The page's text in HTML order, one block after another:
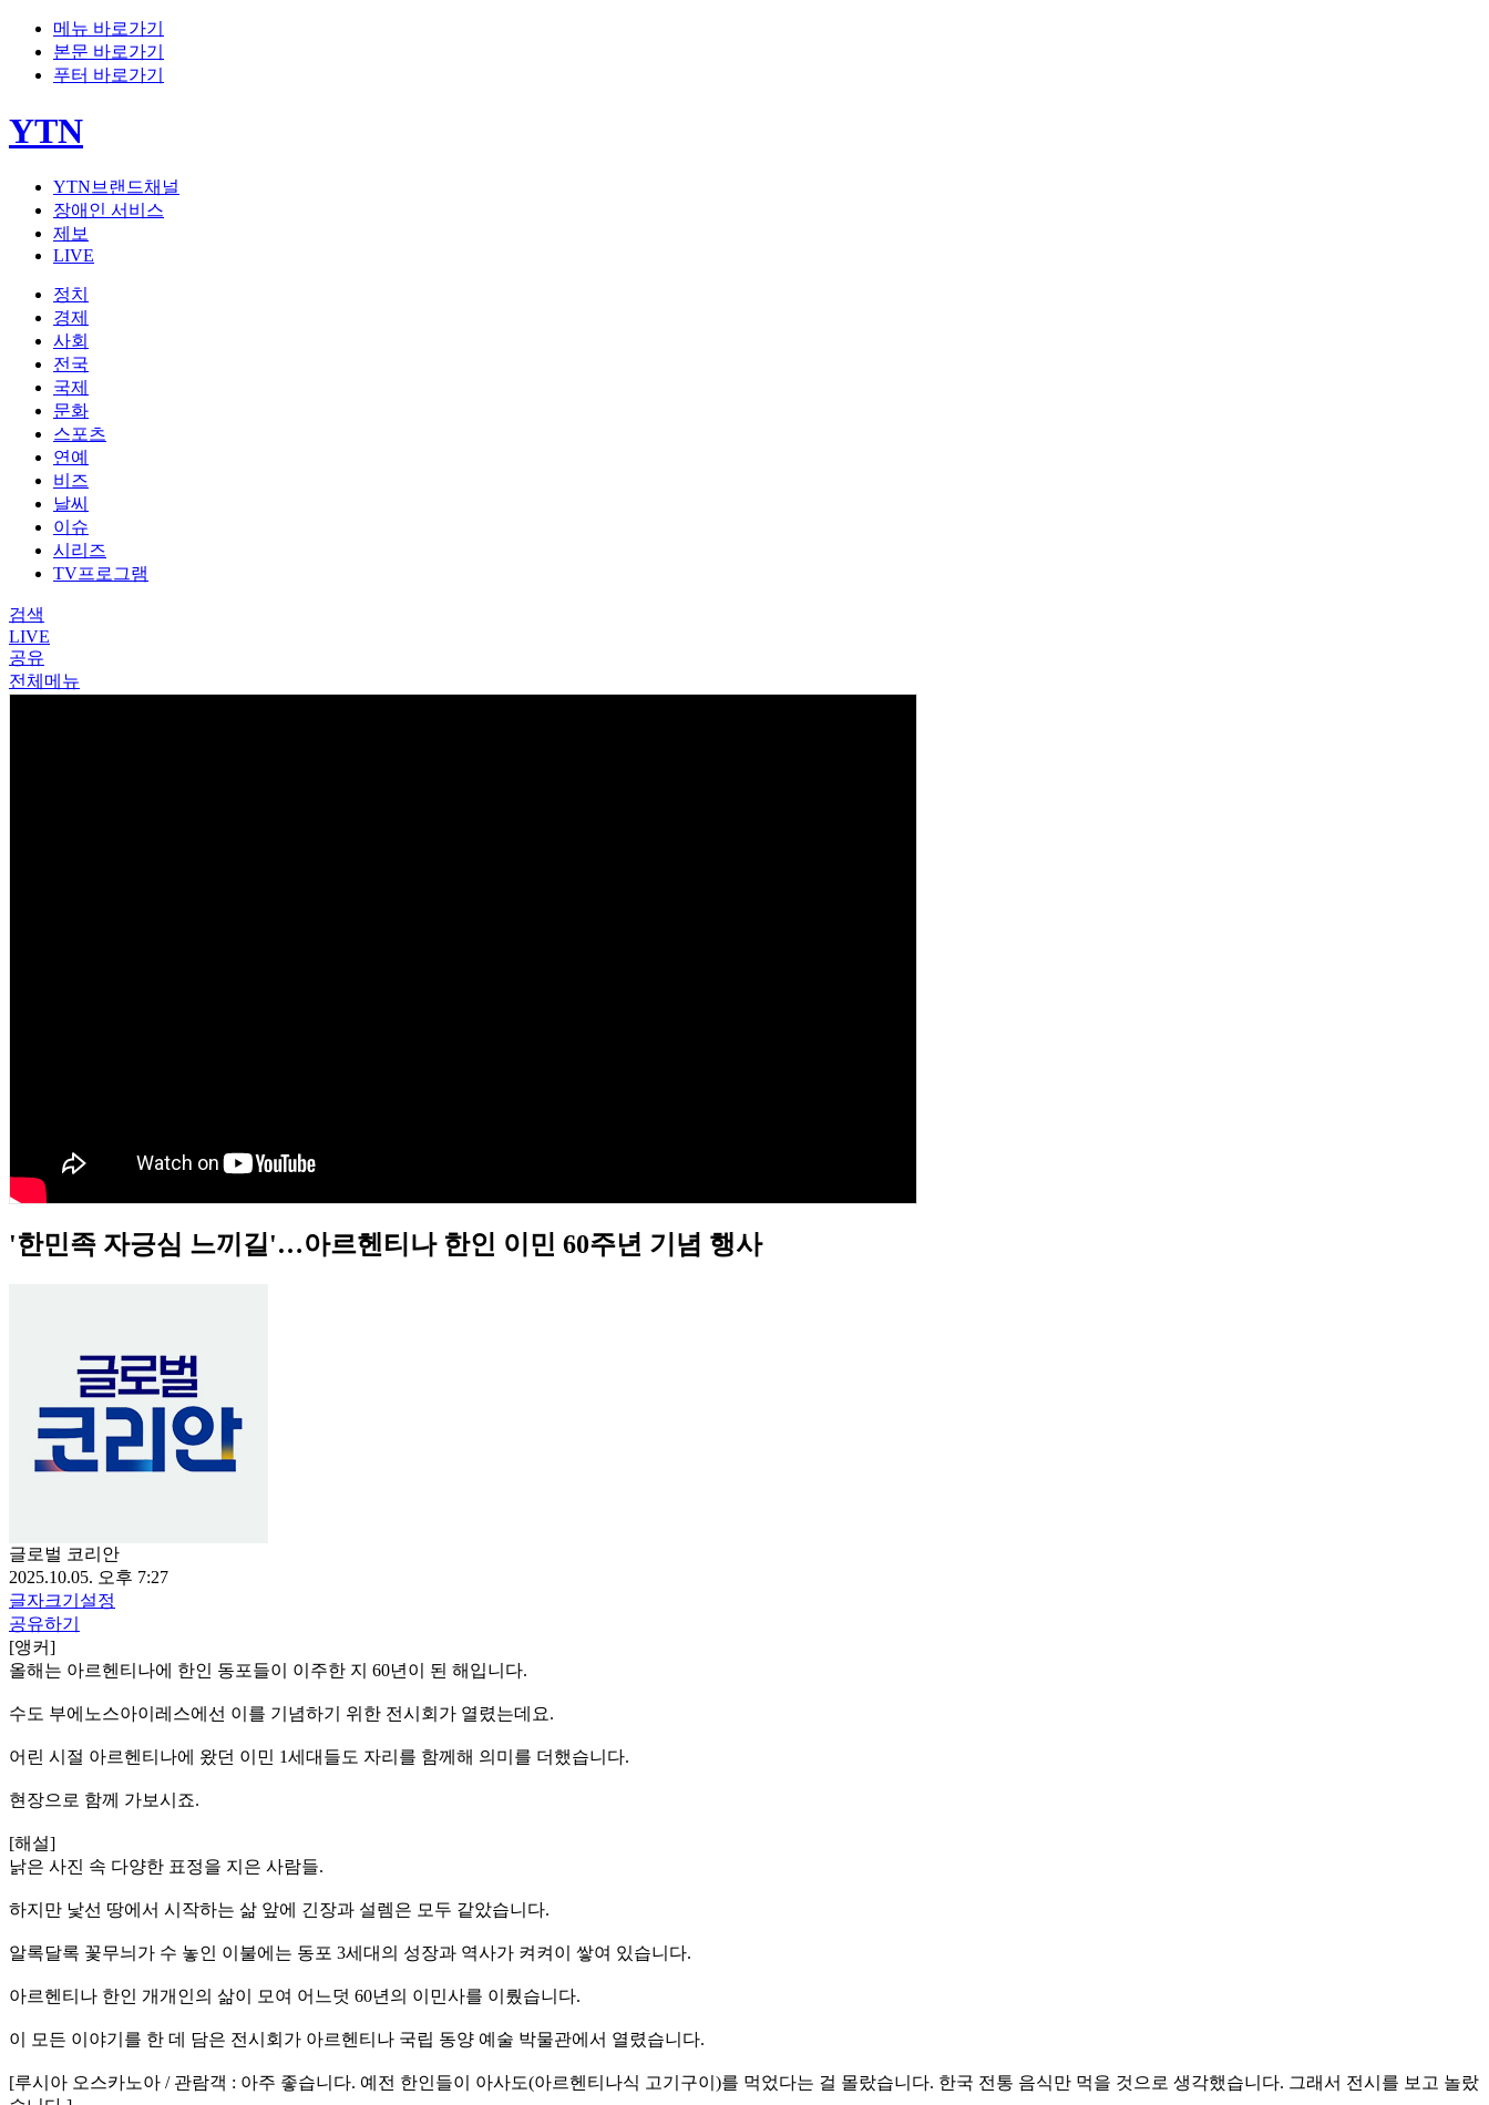
메뉴 바로가기
본문 바로가기
푸터 바로가기
YTN
YTN브랜드채널
장애인 서비스
제보
LIVE
정치
경제
사회
전국
국제
문화
스포츠
연예
비즈
날씨
이슈
시리즈
TV프로그램
검색
LIVE
공유
전체메뉴
'한민족 자긍심 느끼길'…아르헨티나 한인 이민 60주년 기념 행사
글로벌 코리안
2025.10.05. 오후 7:27
글자크기설정
공유하기
[앵커]
올해는 아르헨티나에 한인 동포들이 이주한 지 60년이 된 해입니다.
수도 부에노스아이레스에선 이를 기념하기 위한 전시회가 열렸는데요.
어린 시절 아르헨티나에 왔던 이민 1세대들도 자리를 함께해 의미를 더했습니다.
현장으로 함께 가보시죠.
[해설]
낡은 사진 속 다양한 표정을 지은 사람들.
하지만 낯선 땅에서 시작하는 삶 앞에 긴장과 설렘은 모두 같았습니다.
알록달록 꽃무늬가 수 놓인 이불에는 동포 3세대의 성장과 역사가 켜켜이 쌓여 있습니다.
아르헨티나 한인 개개인의 삶이 모여 어느덧 60년의 이민사를 이뤘습니다.
이 모든 이야기를 한 데 담은 전시회가 아르헨티나 국립 동양 예술 박물관에서 열렸습니다.
[루시아 오스카노아 / 관람객 : 아주 좋습니다. 예전 한인들이 아사도(아르헨티나식 고기구이)를 먹었다는 걸 몰랐습니다. 한국 전통 음식만 먹을 것으로 생각했습니다. 그래서 전시를 보고 놀랐